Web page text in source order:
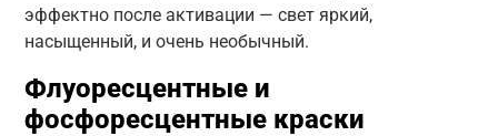
эффектно после активации — свет яркий,
насыщенный, и очень необычный.
Флуоресцентные и
фосфоресцентные краски